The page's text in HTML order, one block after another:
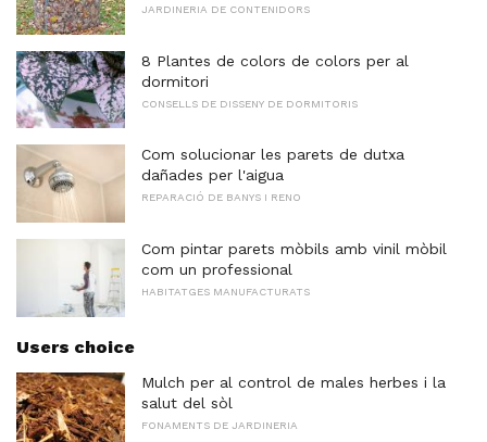
JARDINERIA DE CONTENIDORS
8 Plantes de colors de colors per al
dormitori
CONSELLS DE DISSENY DE DORMITORIS
Com solucionar les parets de dutxa
dañades per l'aigua
REPARACIÓ DE BANYS I RENO
Com pintar parets mòbils amb vinil mòbil
com un professional
HABITATGES MANUFACTURATS
Users choice
Mulch per al control de males herbes i la
salut del sòl
FONAMENTS DE JARDINERIA